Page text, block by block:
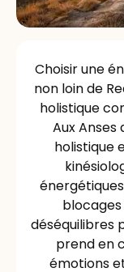
Choisir une
non loin de
holistique
Aux Anses
holistique
déséquilibres
prend en
émotions